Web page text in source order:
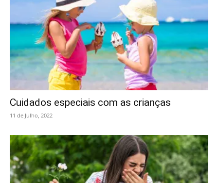
Cuidados especiais com as crianças
11 de Julho, 2022